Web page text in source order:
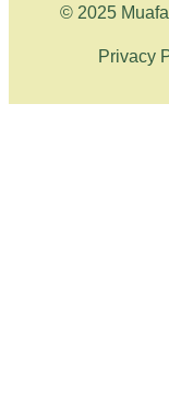
© 2025
Privacy